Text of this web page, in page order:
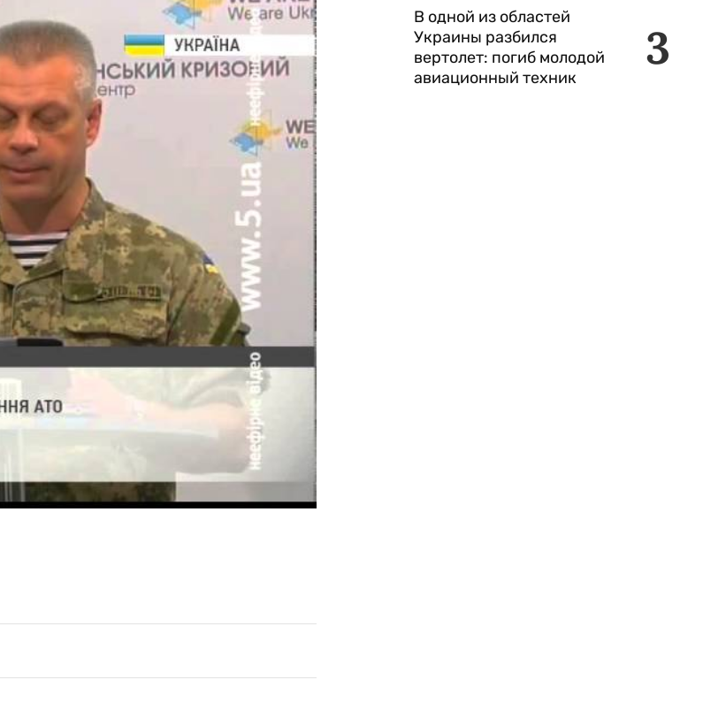
3
В одной из областей
Украины разбился
вертолет: погиб молодой
авиационный техник